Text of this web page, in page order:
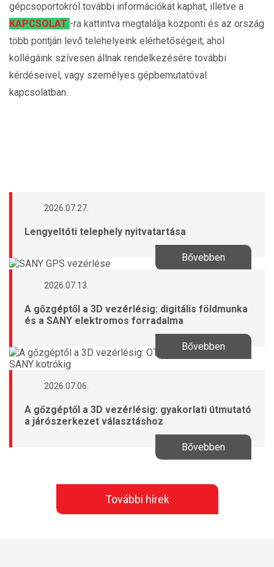
gépcsoportokról további információkat kaphat, illetve a
KAPCSOLAT -ra kattintva megtalálja központi és az ország
több pontján levő telehelyeink elérhetőségeit, ahol
kollégáink szívesen állnak rendelkezésére további
kérdéseivel, vagy személyes gépbemutatóval
kapcsolatban.
2026.07.27.
Lengyeltóti telephely nyitvatartása
Bővebben
2026.07.13.
A gőzgéptől a 3D vezérlésig: digitális földmunka
és a SANY elektromos forradalma
Bővebben
2026.07.06.
A gőzgéptől a 3D vezérlésig: gyakorlati útmutató
a járószerkezet választáshoz
Bővebben
További hírek